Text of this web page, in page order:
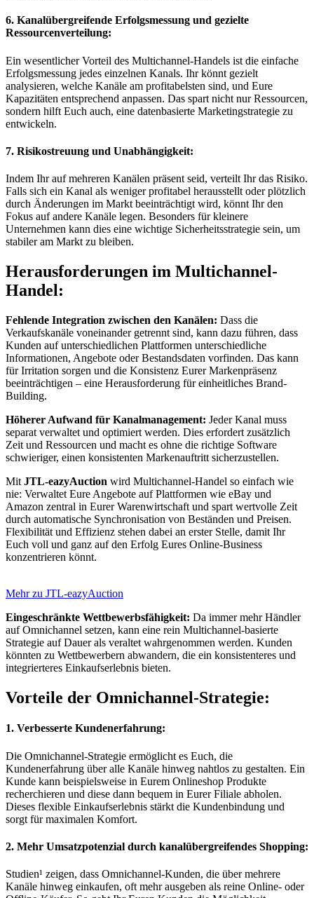
6. Kanalübergreifende Erfolgsmessung und gezielte
Ressourcenverteilung:
Ein wesentlicher Vorteil des Multichannel-Handels ist die einfache
Erfolgsmessung jedes einzelnen Kanals. Ihr könnt gezielt
analysieren, welche Kanäle am profitabelsten sind, und Eure
Kapazitäten entsprechend anpassen. Das spart nicht nur Ressourcen,
sondern hilft Euch auch, eine datenbasierte Marketingstrategie zu
entwickeln.
7. Risikostreuung und Unabhängigkeit:
Indem Ihr auf mehreren Kanälen präsent seid, verteilt Ihr das Risiko.
Falls sich ein Kanal als weniger profitabel herausstellt oder plötzlich
durch Änderungen im Markt beeinträchtigt wird, könnt Ihr den
Fokus auf andere Kanäle legen. Besonders für kleinere
Unternehmen kann dies eine wichtige Sicherheitsstrategie sein, um
stabiler am Markt zu bleiben.
Herausforderungen im Multichannel-
Handel:
Fehlende Integration zwischen den Kanälen: Dass die
Verkaufskanäle voneinander getrennt sind, kann dazu führen, dass
Kunden auf unterschiedlichen Plattformen unterschiedliche
Informationen, Angebote oder Bestandsdaten vorfinden. Das kann
für Irritation sorgen und die Konsistenz Eurer Markenpräsenz
beeinträchtigen – eine Herausforderung für einheitliches Brand-
Building.
Höherer Aufwand für Kanalmanagement: Jeder Kanal muss
separat verwaltet und optimiert werden. Dies erfordert zusätzlich
Zeit und Ressourcen und macht es ohne die richtige Software
schwieriger, einen konsistenten Markenauftritt sicherzustellen.
Mit JTL-eazyAuction wird Multichannel-Handel so einfach wie
nie: Verwaltet Eure Angebote auf Plattformen wie eBay und
Amazon zentral in Eurer Warenwirtschaft und spart wertvolle Zeit
durch automatische Synchronisation von Beständen und Preisen.
Flexibilität und Effizienz stehen dabei an erster Stelle, damit Ihr
Euch voll und ganz auf den Erfolg Eures Online-Business
konzentrieren könnt.
Mehr zu JTL-eazyAuction
Eingeschränkte Wettbewerbsfähigkeit: Da immer mehr Händler
auf Omnichannel setzen, kann eine rein Multichannel-basierte
Strategie auf Dauer als veraltet wahrgenommen werden. Kunden
könnten zu Wettbewerbern abwandern, die ein konsistenteres und
integrierteres Einkaufserlebnis bieten.
Vorteile der Omnichannel-Strategie:
1. Verbesserte Kundenerfahrung:
Die Omnichannel-Strategie ermöglicht es Euch, die
Kundenerfahrung über alle Kanäle hinweg nahtlos zu gestalten. Ein
Kunde kann beispielsweise in Eurem Onlineshop Produkte
recherchieren und diese dann bequem in Eurer Filiale abholen.
Dieses flexible Einkaufserlebnis stärkt die Kundenbindung und
sorgt für maximalen Komfort.
2. Mehr Umsatzpotenzial durch kanalübergreifendes Shopping:
Studien¹ zeigen, dass Omnichannel-Kunden, die über mehrere
Kanäle hinweg einkaufen, oft mehr ausgeben als reine Online- oder